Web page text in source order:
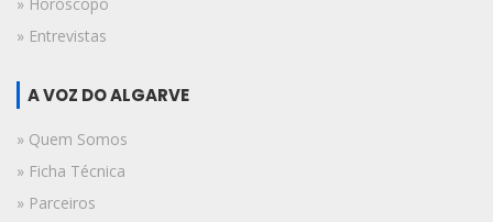
» Entrevistas
A VOZ DO ALGARVE
» Quem Somos
» Ficha Técnica
» Parceiros